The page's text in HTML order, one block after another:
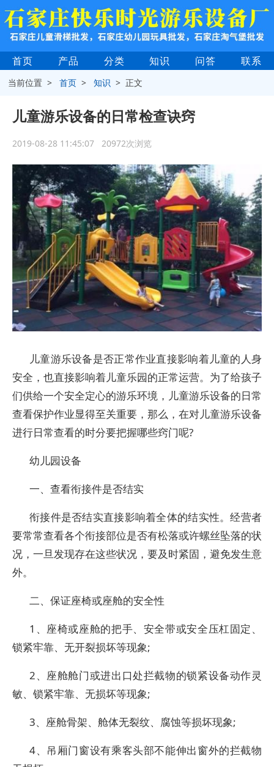
首页 产品 分类 知识 问答 联系
当前位置 >首页 >知识 > 正文
儿童游乐设备的日常检查诀窍
2019-08-28 11:45:07 20972次浏览
儿童游乐设备是否正常作业直接影响着儿童的人身
安全，也直接影响着儿童乐园的正常运营。为了给孩子
们供给一个安全定心的游乐环境，儿童游乐设备的日常
查看保护作业显得至关重要，那么，在对儿童游乐设备
进行日常查看的时分要把握哪些窍门呢?
幼儿园设备
一、查看衔接件是否结实
衔接件是否结实直接影响着全体的结实性。经营者
要常常查看各个衔接部位是否有松落或许螺丝坠落的状
况，一旦发现存在这些状况，要及时紧固，避免发生意
外。
二、保证座椅或座舱的安全性
1、座椅或座舱的把手、安全带或安全压杠固定、
锁紧牢靠、无开裂损坏等现象;
2、座舱舱门或进出口处拦截物的锁紧设备动作灵
敏、锁紧牢靠、无损坏等现象;
3、座舱骨架、舱体无裂纹、腐蚀等损坏现象;
4、吊厢门窗设有乘客头部不能伸出窗外的拦截物